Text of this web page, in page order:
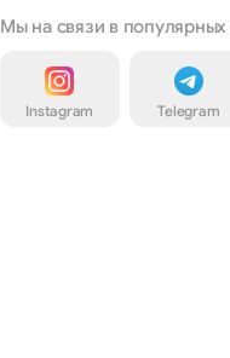
Мы на связи в
Instagram Telegram